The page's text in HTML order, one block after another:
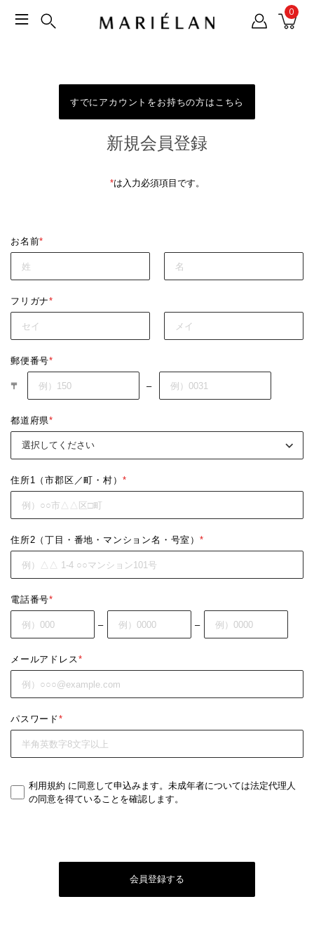
0
すでにアカウントをお持ちの方はこちら
新規会員登録
*は入力必須項目です。
お名前*
フリガナ*
郵便番号*
〒 –
都道府県*
住所1（市郡区／町・村） *
住所2（丁目・番地・マンション名・号室） *
電話番号*
– –
メールアドレス*
パスワード*
利用規約 に同意して申込みます。未成年者については法定代理人
の同意を得ていることを確認します。